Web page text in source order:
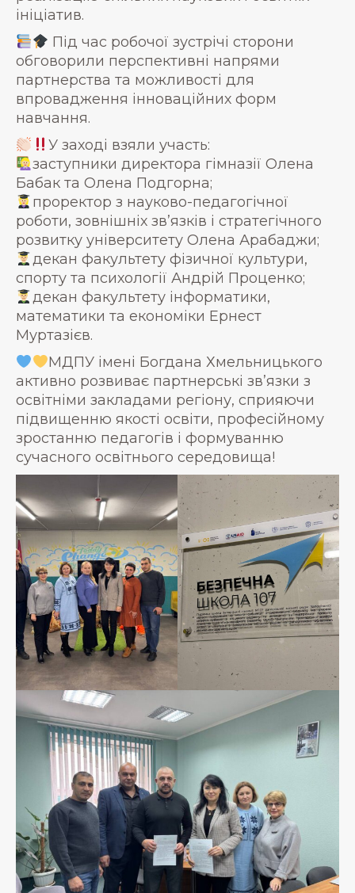
ініціатив.
Під час робочої зустрічі сторони
обговорили перспективні напрями
партнерства та можливості для
впровадження інноваційних форм
навчання.
У заході взяли участь:
заступники директора гімназії Олена
Бабак та Олена Подгорна;
проректор з науково-педагогічної
роботи, зовнішніх зв’язків і стратегічного
розвитку університету Олена Арабаджи;
декан факультету фізичної культури,
спорту та психології Андрій Проценко;
декан факультету інформатики,
математики та економіки Ернест
Муртазієв.
МДПУ імені Богдана Хмельницького
активно розвиває партнерські зв’язки з
освітніми закладами регіону, сприяючи
підвищенню якості освіти, професійному
зростанню педагогів і формуванню
сучасного освітнього середовища!